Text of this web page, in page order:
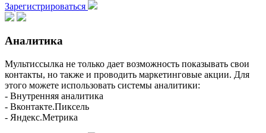
Зарегистрироваться
Аналитика
Мультиссылка не только дает возможность показывать свои
контакты, но также и проводить маркетинговые акции. Для
этого можете использовать системы аналитики:
- Внутренняя аналитика
- Вконтакте.Пиксель
- Яндекс.Метрика